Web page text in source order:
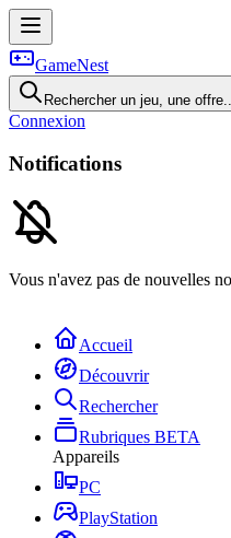
GameNest
Rechercher un jeu, une
Connexion
Notifications
Vous n'avez pas de nouvelles
Accueil
Découvrir
Rechercher
Rubriques BETA
Appareils
PC
PlayStation